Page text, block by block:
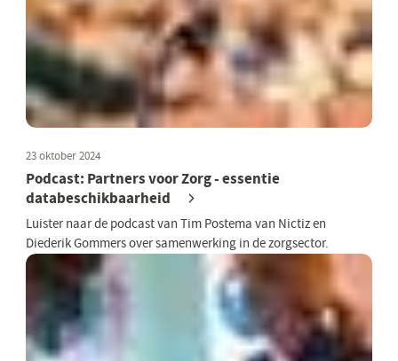
23 oktober 2024
Podcast: Partners voor Zorg - essentie
databeschikbaarheid
Luister naar de podcast van Tim Postema van Nictiz en
Diederik Gommers over samenwerking in de zorgsector.